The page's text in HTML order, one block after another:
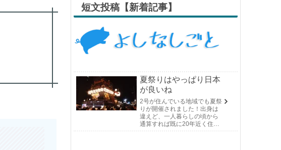
短文投稿【新着記事】
夏祭りはやっぱり日本
が良いね
2号が住んでいる地域でも夏祭
りが開催されました！出身は
違えど、一人暮らしの頃から
通算すれば既に20年近く住ん